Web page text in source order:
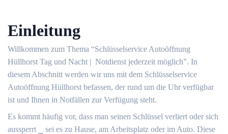
Einleitung
Willkommen zum Thema “Schlüsselservice Autoöffnung
Hüllhorst Tag und Nacht | ️ Notdienst jederzeit möglich”.​ In
diesem Abschnitt werden wir uns mit dem Schlüsselservice
Autoöffnung Hüllhorst befassen, der rund um die Uhr verfügbar
ist und Ihnen in Notfällen zur Verfügung steht.​
Es kommt häufig vor, dass man seinen Schlüssel verliert oder sich
aussperrt ⎯ sei es zu Hause, am Arbeitsplatz oder im Auto.​ Diese